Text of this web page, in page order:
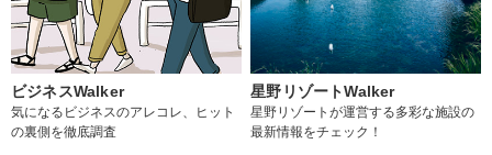
ビジネスWalker
気になるビジネスのアレコレ、ヒット
の裏側を徹底調査
星野リゾートWalker
星野リゾートが運営する多彩な施設の
最新情報をチェック！